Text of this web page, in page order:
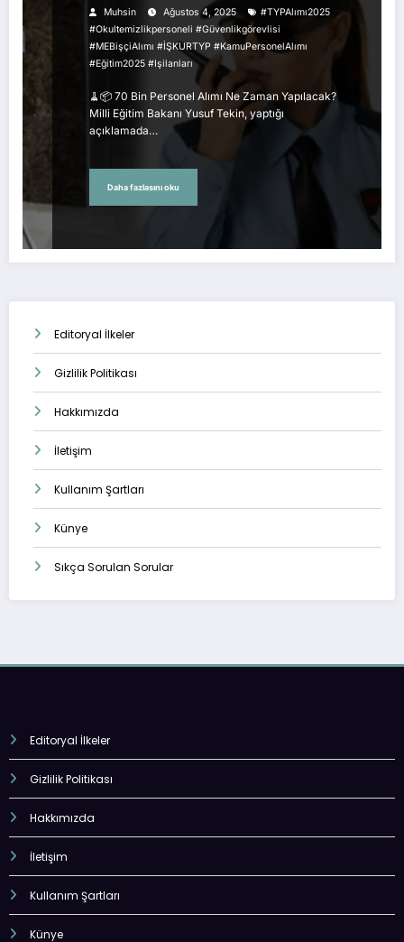
Muhsin Ağustos 4, 2025
#TYPAlımı2025
#okultemizlikpersoneli #güvenlikgörevlisi
#MEBişçiAlımı #İŞKURTYP #kamuPersonelAlımı
#eğitim2025 #işilanları
🧹📦 70 Bin Personel Alımı Ne Zaman Yapılacak?
Milli Eğitim Bakanı Yusuf Tekin, yaptığı
açıklamada…
Daha fazlasını oku
Editoryal İlkeler
Gizlilik Politikası
Hakkımızda
İletişim
Kullanım Şartları
Künye
Sıkça Sorulan Sorular
Editoryal İlkeler
Gizlilik Politikası
Hakkımızda
İletişim
Kullanım Şartları
Künye